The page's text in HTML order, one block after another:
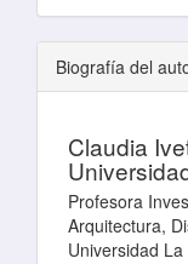
Biografía del
Claudia
Profesora
Arquitectura,
Universidad